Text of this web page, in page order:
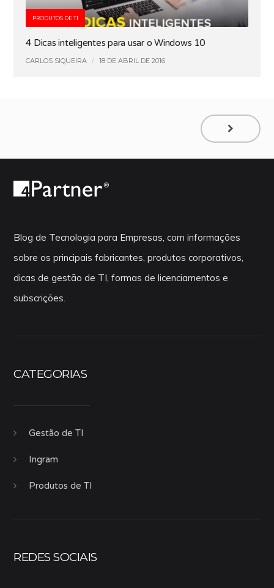
PRODUTOS DE TI
4 Dicas inteligentes para usar o Windows 10
CARLOS SIQUEIRA / 18 DE ABRIL DE 2016
Blog de Tecnologia para Empresas, com informações
sobre os principais fabricantes, produtos corporativos,
dicas de gestão de TI, formas de licenciamentos e
subscrições.
CATEGORIAS
Gestão de TI
Ingram
Produtos de TI
REDES SOCIAIS